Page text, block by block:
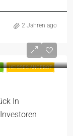
2 Jahren ago
HEISSES ANGEBOT
In